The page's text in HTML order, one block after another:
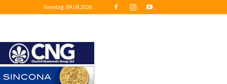
Sonntag, 09.08.2026